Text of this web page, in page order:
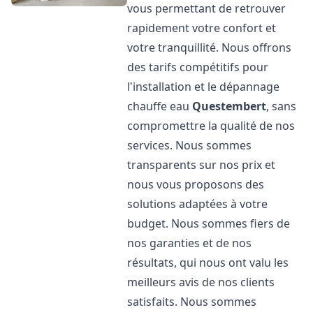
vous permettant de retrouver
rapidement votre confort et
votre tranquillité. Nous offrons
des tarifs compétitifs pour
l'installation et le dépannage
chauffe eau Questembert, sans
compromettre la qualité de nos
services. Nous sommes
transparents sur nos prix et
nous vous proposons des
solutions adaptées à votre
budget. Nous sommes fiers de
nos garanties et de nos
résultats, qui nous ont valu les
meilleurs avis de nos clients
satisfaits. Nous sommes